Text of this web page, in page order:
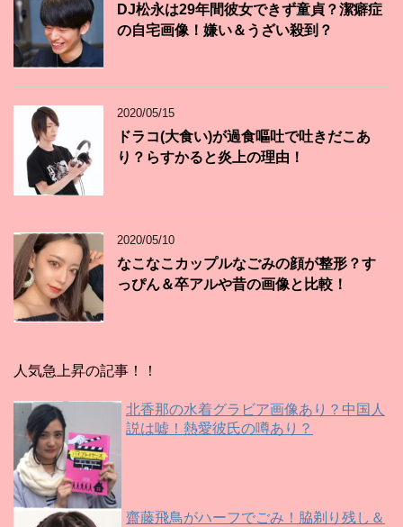
DJ松永は29年間彼女できず童貞？潔癖症
の自宅画像！嫌い＆うざい殺到？
2020/05/15
ドラコ(大食い)が過食嘔吐で吐きだこあ
り？らすかると炎上の理由！
2020/05/10
なこなこカップルなごみの顔が整形？す
っぴん＆卒アルや昔の画像と比較！
人気急上昇の記事！！
北香那の水着グラビア画像あり？中国人
説は嘘！熱愛彼氏の噂あり？
齋藤飛鳥がハーフでごみ！脇剃り残し＆